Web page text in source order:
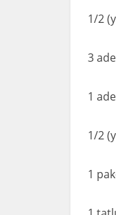
1/2
3
1
1/2
1